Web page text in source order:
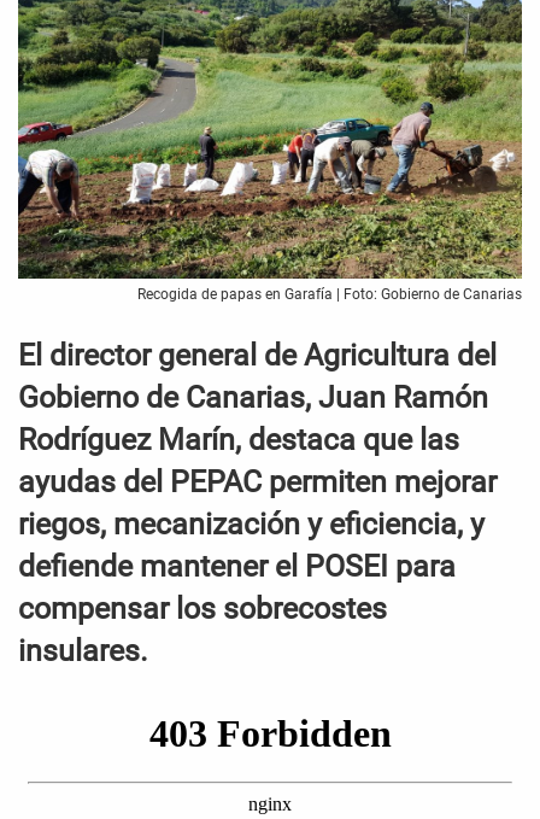
Recogida de papas en Garafía | Foto: Gobierno de Canarias
El director general de Agricultura del
Gobierno de Canarias, Juan Ramón
Rodríguez Marín, destaca que las
ayudas del PEPAC permiten mejorar
riegos, mecanización y eficiencia, y
defiende mantener el POSEI para
compensar los sobrecostes
insulares.